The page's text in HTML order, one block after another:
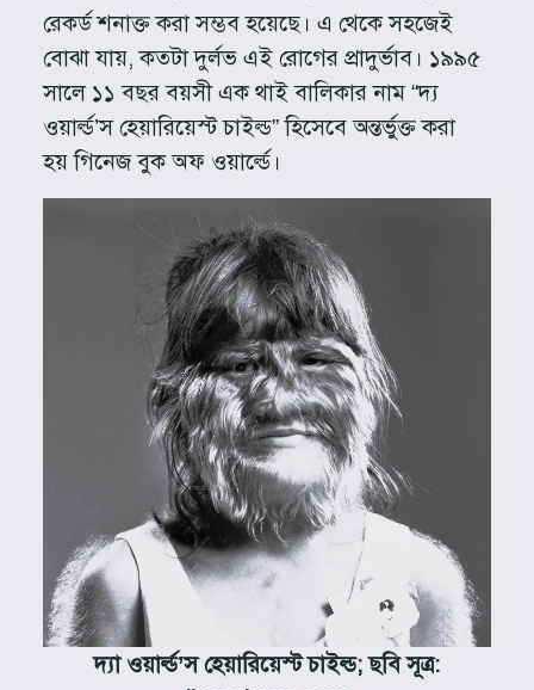
রেকর্ড শনাক্ত করা সম্ভব হয়েছে। এ থেকে সহজেই
বোঝা যায়, কতটা দুর্লভ এই রোগের প্রাদুর্ভাব। ১৯৯৫
সালে ১১ বছর বয়সী এক থাই বালিকার নাম “দ্য
ওয়ার্ল্ড’স হেয়ারিয়েস্ট চাইল্ড” হিসেবে অন্তর্ভুক্ত করা
হয় গিনেজ বুক অফ ওয়ার্ল্ডে।
দ্যা ওয়ার্ল্ড’স হেয়ারিয়েস্ট চাইল্ড;ছবি সূত্র: